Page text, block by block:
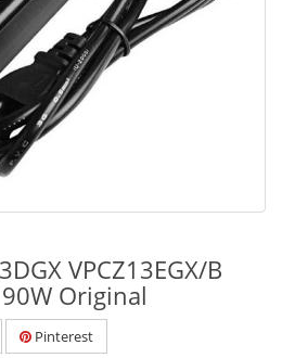
VPCZ13EGX/B
Original
Pinterest